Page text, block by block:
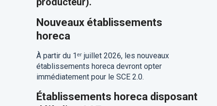
Nouveaux établissements
horeca
À partir du 1ᵉʳ juillet 2026, les nouveaux
établissements horeca devront opter
immédiatement pour le SCE 2.0.
Établissements horeca disposant